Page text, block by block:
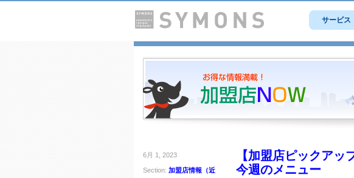
サービス
6月 1, 2023
Section: 加盟店情報（近
【加盟店ピックア
今週のメニュー